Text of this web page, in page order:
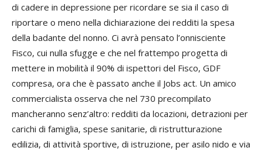
di cadere in depressione per ricordare se sia il caso di
riportare o meno nella dichiarazione dei redditi la spesa
della badante del nonno. Ci avrà pensato l’onnisciente
Fisco, cui nulla sfugge e che nel frattempo progetta di
mettere in mobilità il 90% di ispettori del Fisco, GDF
compresa, ora che è passato anche il Jobs act. Un amico
commercialista osserva che nel 730 precompilato
mancheranno senz’altro: redditi da locazioni, detrazioni per
carichi di famiglia, spese sanitarie, di ristrutturazione
edilizia, di attività sportive, di istruzione, per asilo nido e via